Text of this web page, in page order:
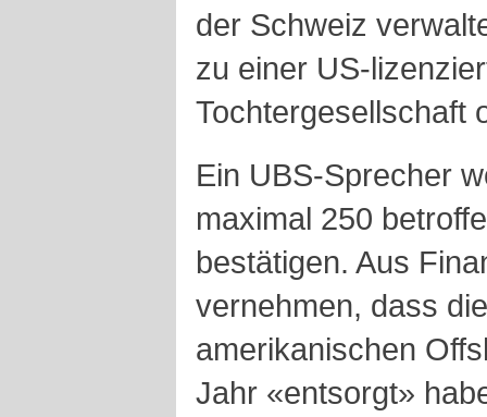
der Schweiz
zu einer US-
Tochtergesellschaft
Ein UBS-Sprecher
maximal 250
bestätigen. Aus
vernehmen, dass
amerikanischen
Jahr «entsorgt»